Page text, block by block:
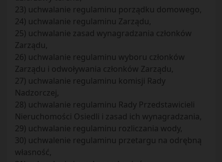
23) uchwalanie regulaminu porządku domowego,
24) uchwalanie regulaminu Zarządu,
25) uchwalanie zasad wynagradzania członków
Zarządu,
26) uchwalanie regulaminu wyboru członków
Zarządu i odwoływania członków Zarządu,
27) uchwalanie regulaminu komisji Rady
Nadzorczej,
28) uchwalanie regulaminu Rady Przedstawicieli
Nieruchomości Osiedli i zasad ich wynagradzania,
29) uchwalanie regulaminu rozliczania wody,
30) uchwalenie regulaminu przetargu na odrębną
własność,